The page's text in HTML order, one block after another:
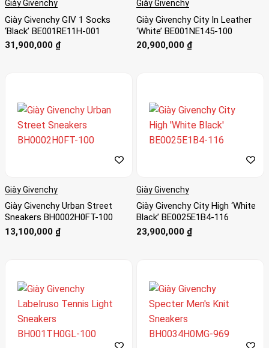
Giày Givenchy
Giày Givenchy GIV 1 Socks
‘Black’ BE001RE11H-001
31,900,000 ₫
Giày Givenchy
Giày Givenchy City In Leather
‘White’ BE001NE145-100
20,900,000 ₫
Giày Givenchy
Giày Givenchy Urban Street
Sneakers BH0002H0FT-100
13,100,000 ₫
Giày Givenchy
Giày Givenchy City High ‘White
Black’ BE0025E1B4-116
23,900,000 ₫